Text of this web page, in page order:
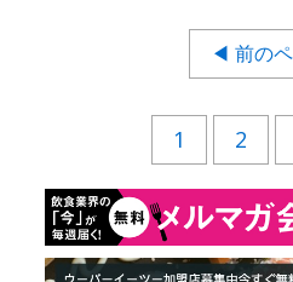
◀ 前の
1 2